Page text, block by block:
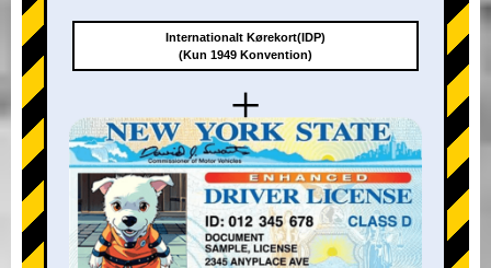
+
Internationalt Kørekort(IDP)
(Kun 1949 Konvention)